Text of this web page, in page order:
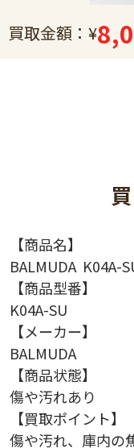
買取金額：¥
【商品名】
BALMUDA K04A-
【商品型番】
K04A-SU
【メーカー】
BALMUDA
【商品状態】
傷や汚れあり
【買取ポイント】
傷や汚れ、庫内の